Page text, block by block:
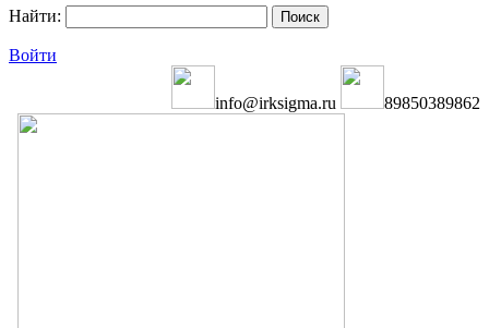
Найти:
Войти
info@irksigma.ru 89850389862